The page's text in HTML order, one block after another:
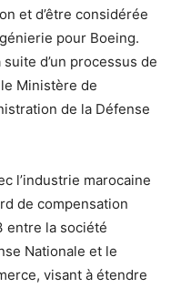
et d’être considérée
pour Boeing.
d’un processus de
Ministère de
de la Défense
l’industrie marocaine
de compensation
entre la société
Nationale et le
visant à étendre